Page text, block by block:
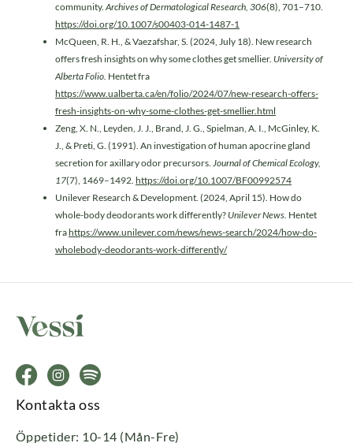
community.Archives of Dermatological Research, 306(8), 701–710.
https://doi.org/10.1007/s00403-014-1487-1
McQueen, R. H., & Vaezafshar, S. (2024, July 18). New research
offers fresh insights on why some clothes get smellier. University of
Alberta Folio. Hentet fra
https://www.ualberta.ca/en/folio/2024/07/new-research-offers-
fresh-insights-on-why-some-clothes-get-smellier.html
Zeng, X. N., Leyden, J. J., Brand, J. G., Spielman, A. I., McGinley, K.
J., & Preti, G. (1991). An investigation of human apocrine gland
secretion for axillary odor precursors. Journal of Chemical Ecology,
17(7), 1469–1492. https://doi.org/10.1007/BF00992574
Unilever Research & Development. (2024, April 15). How do
whole-body deodorants work differently? Unilever News. Hentet
frahttps://www.unilever.com/news/news-search/2024/how-do-
wholebody-deodorants-work-differently/
Kontakta oss
Öppetider: 10-14 (Mån-Fre)